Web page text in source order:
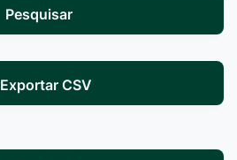
Pesquisar
Exportar CSV